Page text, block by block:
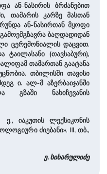
ან-ნასირის ბრძანებით
თამარის კარზე მასთან
ან-ნასირთან მყოფი
ბაღდადიდან
ცერემონიალის დაცვით.
ტაილასანი (თავსაბური),
თამართან გაატანა
თბილისში თავისი
ი. ალ-მ აზერბაიჯანში
გზაში ნახიჩევანის
ე., იაკუთის ლექსიკონის
ძიებანი», III, თბ.,
ე. სიხარულიძე